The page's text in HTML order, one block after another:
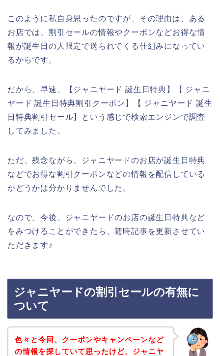
このように私自身思ったのですが、その理由は、ある
お店では、割引セールの情報やクーポンなどお得な情
報が誕生日の人限定で送られてくる仕組みになってい
るからです。
だから、早速、【ジャニヤード 誕生日特典】【 ジャニ
ヤード 誕生日特典割引クーポン】【 ジャニヤード 誕生
日特典割引セール】という感じで検索エンジンで調査
してみました。
ただ、残念ながら、ジャニヤードのお店が誕生日特典
などでお得な割引クーポンなどの情報を配信している
かどうかは分かりませんでした。
なので、今後、ジャニヤードのお店の誕生日特典など
をみつけることができたら、随時記事を更新させてい
ただきます♪
ジャニヤードの割引セールの有無に
ついて
色々と今回、クーポンやキャンペーンなど
の情報を探していて思ったけど、ジャニヤ